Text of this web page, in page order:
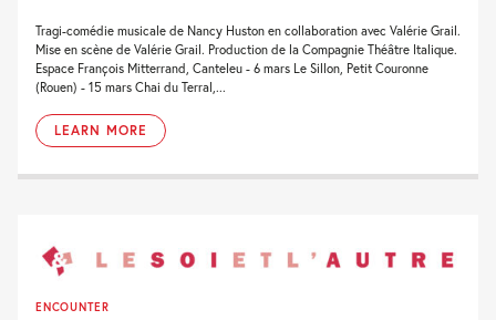
Tragi-comédie musicale de Nancy Huston en collaboration avec Valérie Grail.
Mise en scène de Valérie Grail. Production de la Compagnie Théâtre Italique.
Espace François Mitterrand, Canteleu - 6 mars Le Sillon, Petit Couronne
(Rouen) - 15 mars Chai du Terral,...
LEARN MORE
ENCOUNTER